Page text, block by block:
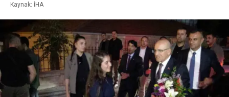
Kaynak: İHA